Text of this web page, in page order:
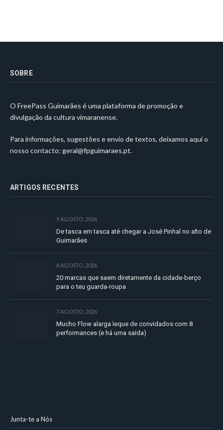
SOBRE
O FreePass Guimarães é uma plataforma de promoção e
divulgação da cultura vimaranense.
Para informações, sugestões e envio de textos, deixamos aqui o
nosso contacto: geral@fpguimaraes.pt.
ARTIGOS RECENTES
9 AGOSTO, 2026
De tasca em tasca até chegar a José Pinhal no alto de
Guimarães
8 AGOSTO, 2026
20 marcas que saem diretamente da cidade-berço
para o teu guarda-roupa
7 AGOSTO, 2026
Mucho Flow alarga leque de convidados com 8
performances (e há uma saída)
Junta-te a Nós